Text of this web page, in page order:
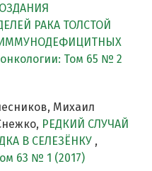
РАКА ТОЛСТОЙ
Том 65 № 2
Михаил
РЕДКИЙ СЛУЧАЙ
В СЕЛЕЗЁНКУ ,
63 № 1 (2017)